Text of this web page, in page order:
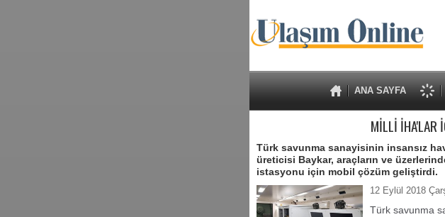
ANA SAYFA
MİLLİ İHA'LAR
Türk savunma sanayisinin insansız
üreticisi Baykar, araçların ve
istasyonu için mobil çözüm geliştirdi.
12 Eylül 2018
Türk savunma